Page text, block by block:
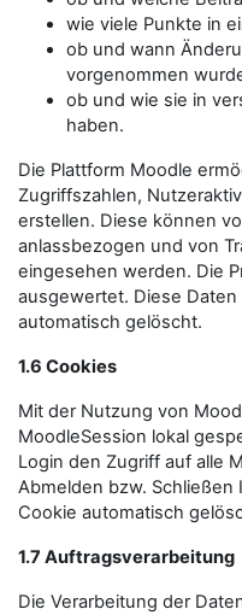
wie viele Punkte in
ob und wann
vorgenommen
ob und wie sie in
haben.
Die Plattform Moodle
Zugriffszahlen,
erstellen. Diese können
anlassbezogen und von
eingesehen werden. Die
ausgewertet. Diese
automatisch gelöscht.
1.6 Cookies
Mit der Nutzung von
MoodleSession lokal
Login den Zugriff auf alle
Abmelden bzw.
Cookie automatisch
1.7 Auftragsverarbeitung
Die Verarbeitung der